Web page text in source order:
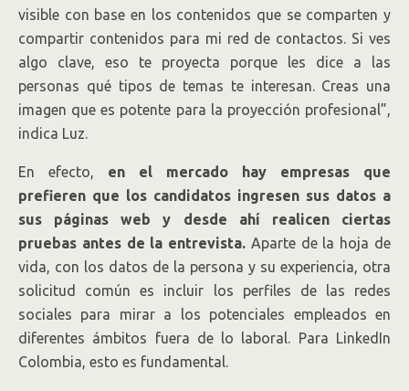
visible con base en los contenidos que se comparten y
compartir contenidos para mi red de contactos. Si ves
algo clave, eso te proyecta porque les dice a las
personas qué tipos de temas te interesan. Creas una
imagen que es potente para la proyección profesional”,
indica Luz.
En efecto, en el mercado hay empresas que
prefieren que los candidatos ingresen sus datos a
sus páginas web y desde ahí realicen ciertas
pruebas antes de la entrevista. Aparte de la hoja de
vida, con los datos de la persona y su experiencia, otra
solicitud común es incluir los perfiles de las redes
sociales para mirar a los potenciales empleados en
diferentes ámbitos fuera de lo laboral. Para LinkedIn
Colombia, esto es fundamental.